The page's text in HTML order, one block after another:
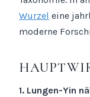
Wurzel eine
moderne
1. Lungen-Yin